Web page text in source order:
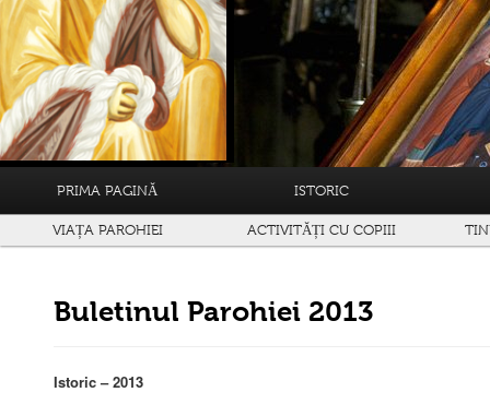
PRIMA PAGINĂ ISTORIC
VIAȚA PAROHIEI ACTIVITĂȚI CU COPIII
Buletinul Parohiei 2013
Istoric – 2013